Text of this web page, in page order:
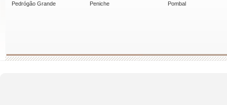
Pedrógão Grande
Peniche Pombal